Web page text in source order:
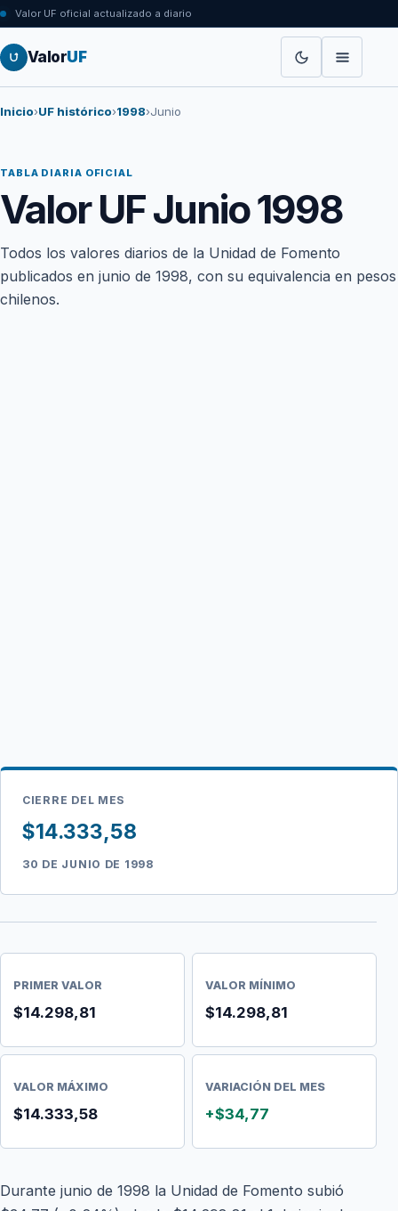
Valor UF oficial actualizado a diario
ValorUF
Inicio›UF histórico›1998›Junio
TABLA DIARIA OFICIAL
Valor UF Junio 1998
Todos los valores diarios de la Unidad de Fomento
publicados en junio de 1998, con su equivalencia en pesos
chilenos.
CIERRE DEL MES
$14.333,58
30 DE JUNIO DE 1998
PRIMER VALOR
$14.298,81
VALOR MÍNIMO
$14.298,81
VALOR MÁXIMO
$14.333,58
VARIACIÓN DEL MES
+$34,77
Durante junio de 1998 la Unidad de Fomento subió